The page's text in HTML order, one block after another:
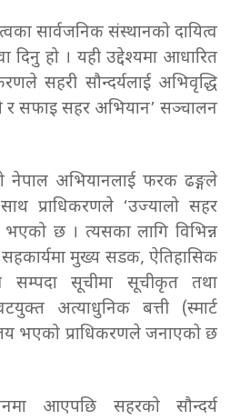
सार्वजनिक संस्थानको दायित्व
दिनु हो । यही उद्देश्यमा आधारित
सहरी सौन्दर्यलाई अभिवृद्धि
र सफाइ सहर अभियान’ सञ्चालन
नेपाल अभियानलाई फरक ढङ्गले
प्राधिकरणले ‘उज्यालो सहर
भएको छ । त्यसका लागि विभिन्न
मुख्य सडक, ऐतिहासिक
सम्पदा सूचीमा सूचीकृत तथा
अत्याधुनिक बत्ती (स्मार्ट
भएको प्राधिकरणले जनाएको छ
आएपछि सहरको सौन्दर्य